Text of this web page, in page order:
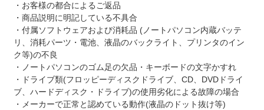
・お客様の都合によるご返品
・商品説明に明記している不具合
・付属ソフトウェアおよび消耗品 (ノートパソコン内蔵バッテ
リ、消耗パーツ・電池、液晶のバックライト、プリンタのイン
ク等)の不良
・ノートパソコンのゴム足の欠品・キーボードの文字かすれ
・ドライブ類(フロッピーディスクドライブ、CD、DVDドライ
ブ、ハードディスク・ドライブ)の使用劣化による故障の場合
・メーカーで正常と認めている動作(液晶のドット抜け等)